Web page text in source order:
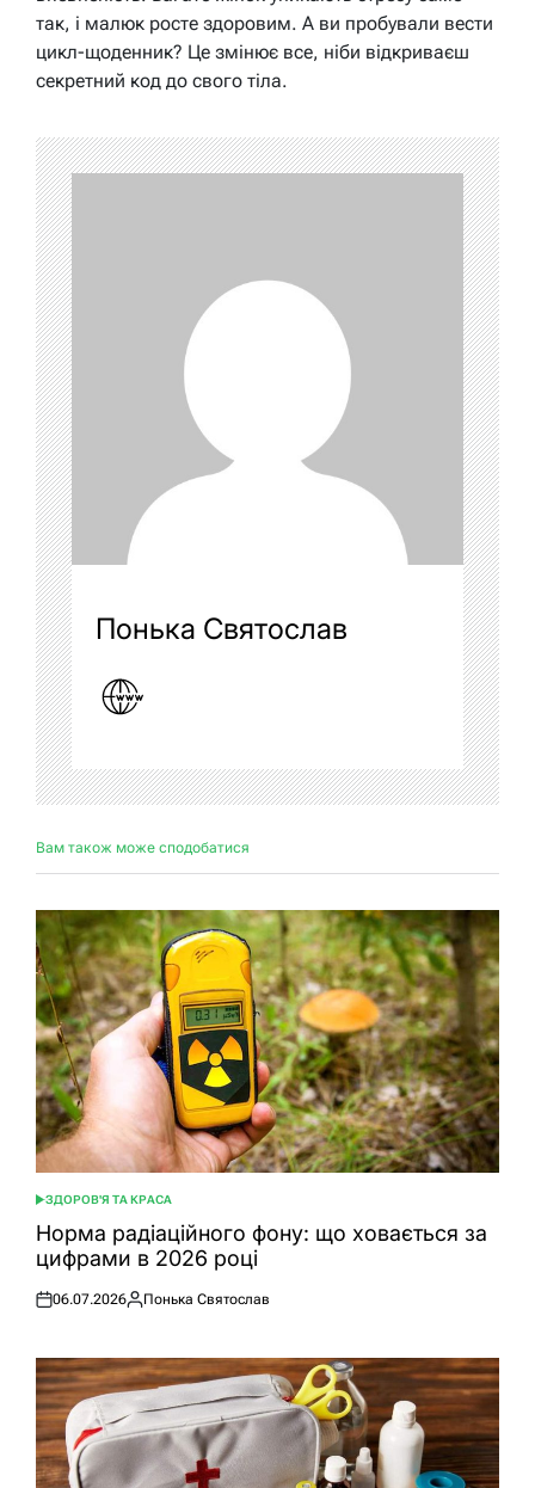
так, і малюк росте здоровим. А ви пробували вести
цикл-щоденник? Це змінює все, ніби відкриваєш
секретний код до свого тіла.
Понька Святослав
Вам також може сподобатися
ОПУБЛІКУВАТИ
У
ЗДОРОВ'Я ТА КРАСА
Норма радіаційного фону: що ховається за
цифрами в 2026 році
Оприлюднено
06.07.2026
Опубліковано
Понька Святослав